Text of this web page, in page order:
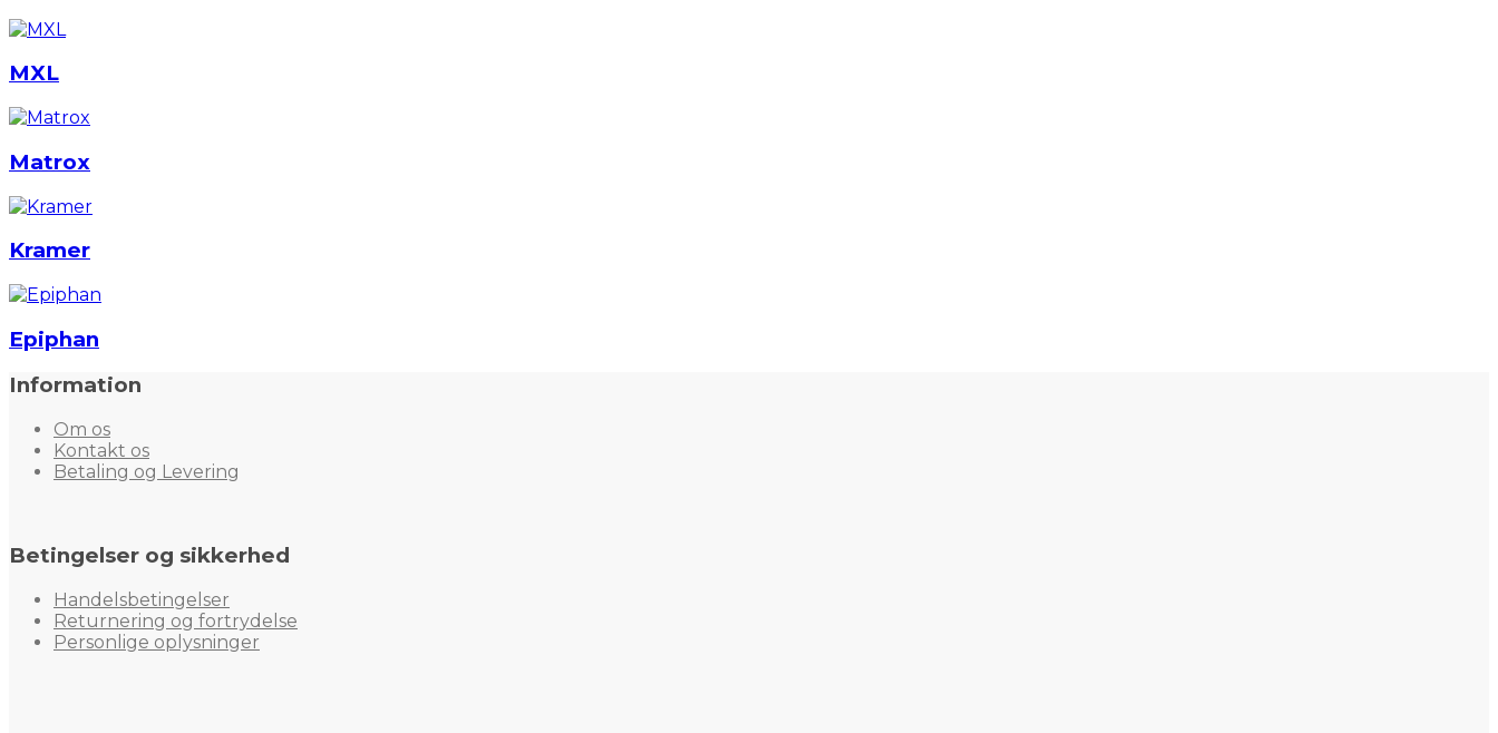
MXL
Matrox
Kramer
Epiphan
Information
Om os
Kontakt os
Betaling og Levering
Betingelser og sikkerhed
Handelsbetingelser
Returnering og fortrydelse
Personlige oplysninger